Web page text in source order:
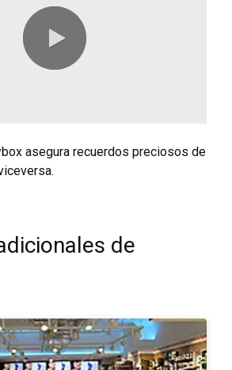
asegura recuerdos preciosos de
de